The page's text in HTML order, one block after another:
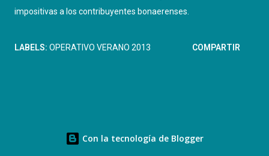
impositivas a los contribuyentes bonaerenses.
LABELS: OPERATIVO VERANO 2013 COMPARTIR
Con la tecnología de Blogger